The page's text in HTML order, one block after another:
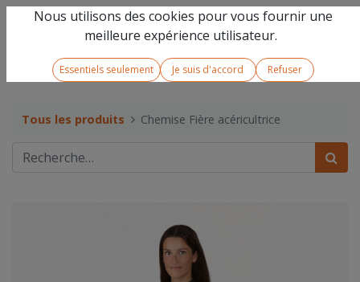
Tous les produits Chemise Fière acéricultrice
Nous utilisons des cookies pour vous fournir une
meilleure expérience utilisateur.
Essentiels seulement Je suis d'accord Refuser